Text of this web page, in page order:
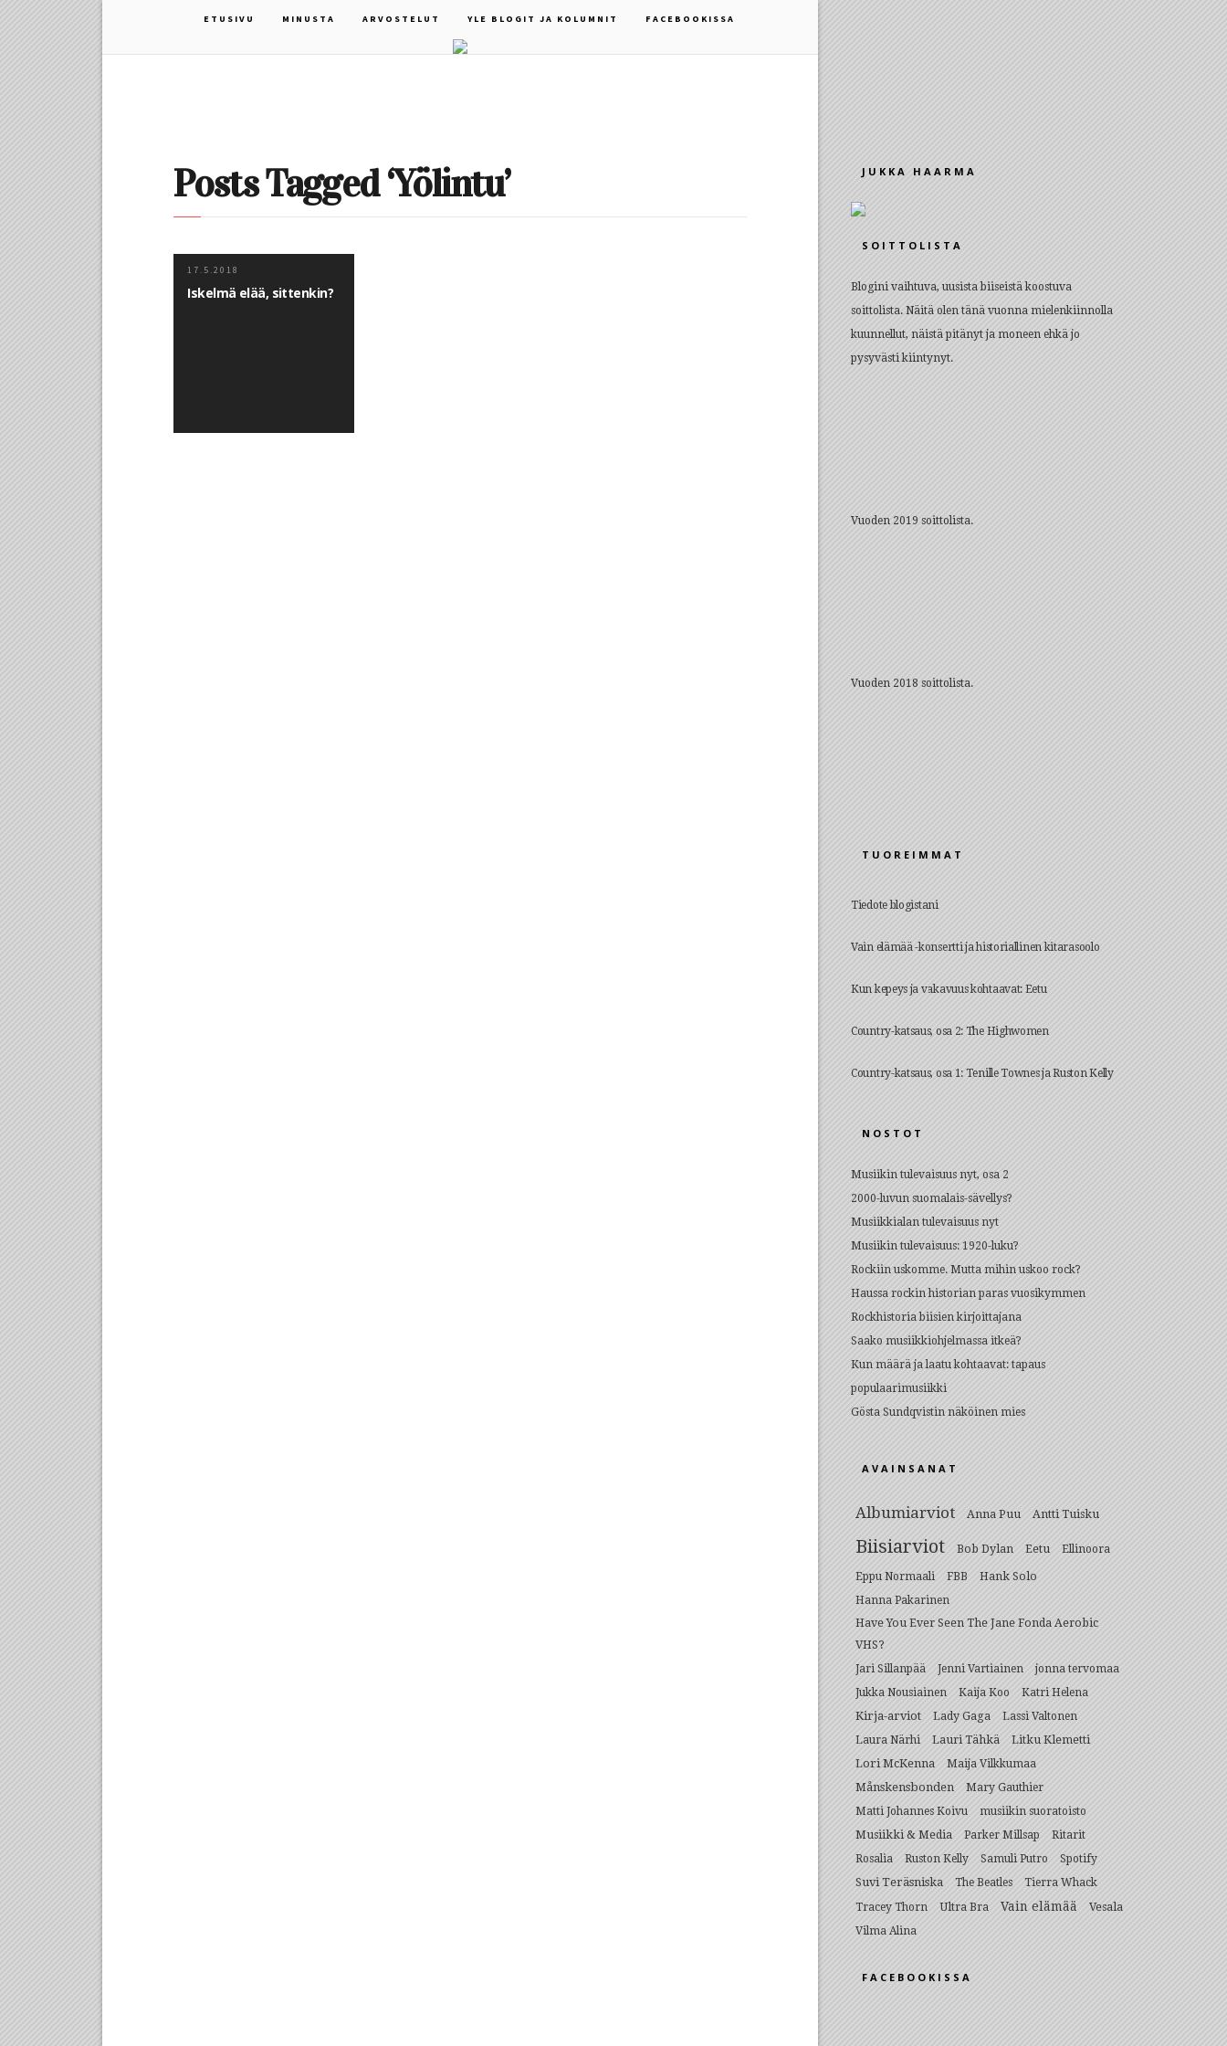
ETUSIVU MINUSTA ARVOSTELUT YLE BLOGIT JA KOLUMNIT FACEBOOKISSA
Posts Tagged ‘Yölintu’
17.5.2018
Iskelmä elää, sittenkin?
JUKKA HAARMA
SOITTOLISTA
Blogini vaihtuva, uusista biiseistä koostuva
soittolista. Näitä olen tänä vuonna mielenkiinnolla
kuunnellut, näistä pitänyt ja moneen ehkä jo
pysyvästi kiintynyt.
Vuoden 2019 soittolista.
Vuoden 2018 soittolista.
TUOREIMMAT
Tiedote blogistani
Vain elämää -konsertti ja historiallinen kitarasoolo
Kun kepeys ja vakavuus kohtaavat: Eetu
Country-katsaus, osa 2: The Highwomen
Country-katsaus, osa 1: Tenille Townes ja Ruston Kelly
NOSTOT
Musiikin tulevaisuus nyt, osa 2
2000-luvun suomalais-sävellys?
Musiikkialan tulevaisuus nyt
Musiikin tulevaisuus: 1920-luku?
Rockiin uskomme. Mutta mihin uskoo rock?
Haussa rockin historian paras vuosikymmen
Rockhistoria biisien kirjoittajana
Saako musiikkiohjelmassa itkeä?
Kun määrä ja laatu kohtaavat: tapaus
populaarimusiikki
Gösta Sundqvistin näköinen mies
AVAINSANAT
Albumiarviot Anna Puu Antti Tuisku
Biisiarviot Bob Dylan Eetu Ellinoora
Eppu Normaali FBB Hank Solo
Hanna Pakarinen
Have You Ever Seen The Jane Fonda Aerobic
VHS?
Jari Sillanpää Jenni Vartiainen
jonna tervomaa
Jukka Nousiainen
Kaija Koo Katri Helena
Kirja-arviot Lady Gaga
Lassi Valtonen
Laura Närhi
Lauri Tähkä
Litku Klemetti
Lori McKenna
Maija Vilkkumaa
Månskensbonden
Mary Gauthier
Matti Johannes Koivu
musiikin suoratoisto
Musiikki & Media Parker Millsap
Ritarit
Rosalia
Ruston Kelly Samuli Putro Spotify
Suvi Teräsniska The Beatles
Tierra Whack
Tracey Thorn
Ultra Bra Vain elämää Vesala
Vilma Alina
FACEBOOKISSA